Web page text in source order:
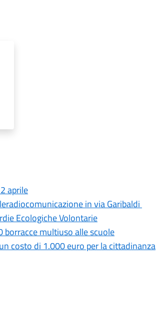
aprile
in via Garibaldi
Ecologiche Volontarie
borracce multiuso alle scuole
costo di 1.000 euro per la cittadinanza